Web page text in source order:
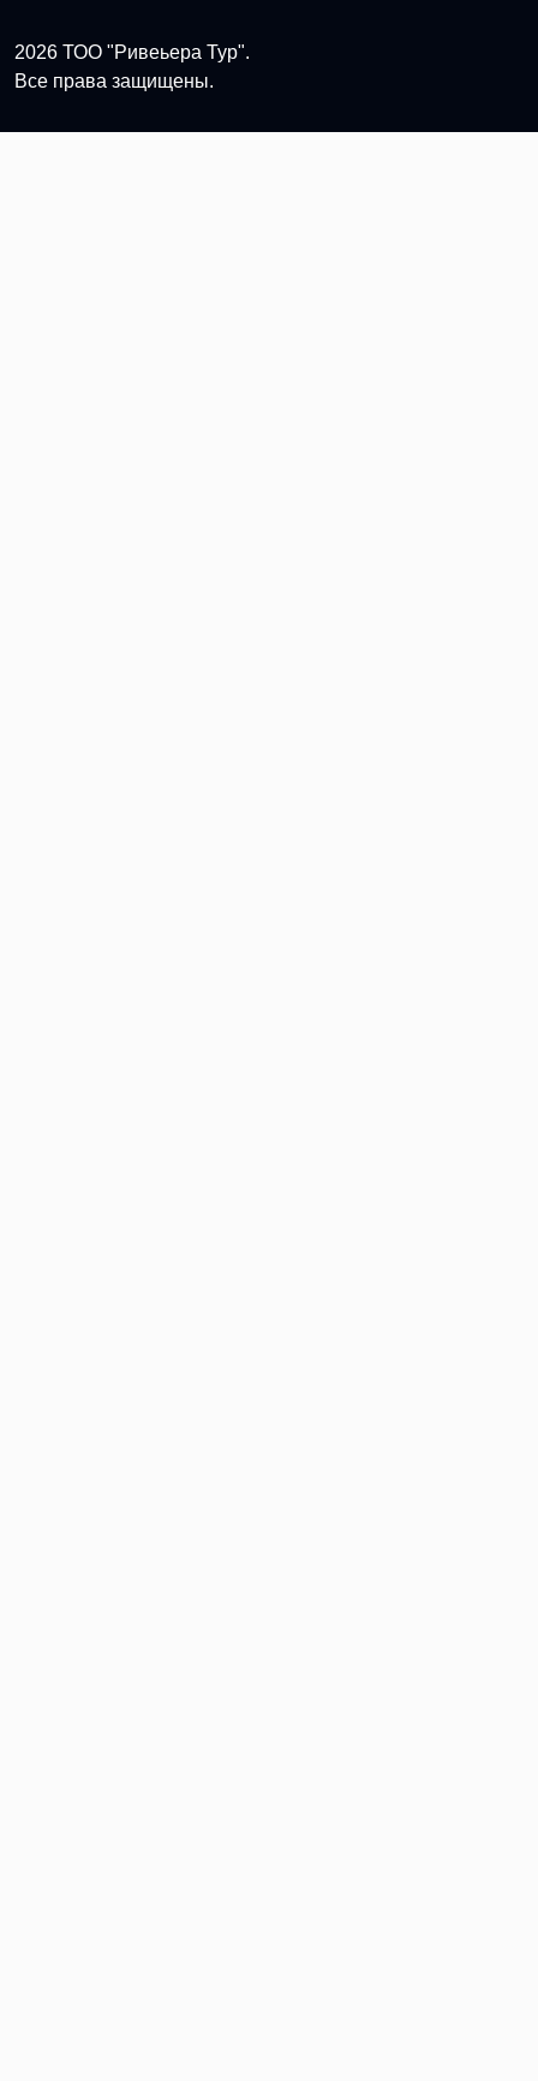
2026 ТОО "Ривеьера Тур".
Все права защищены.